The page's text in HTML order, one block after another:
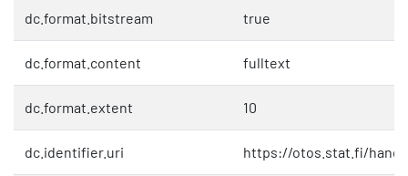
dc.format.bitstream true
dc.format.content fulltext
dc.format.extent 10
dc.identifier.uri https://otos.stat.fi/